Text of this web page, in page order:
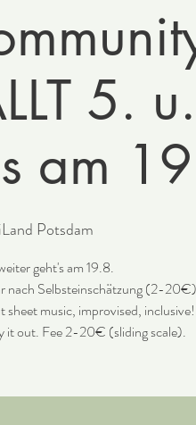
5.
am
Potsdam
geht's am 19.8.
nach Selbsteinschätzung (2-20€)
music, improvised, inclusive!
it out. Fee 2-20€ (sliding scale).